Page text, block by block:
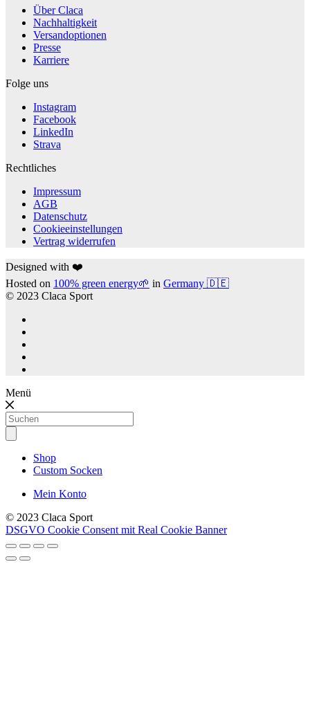
Über Claca
Nachhaltigkeit
Versandoptionen
Presse
Karriere
Folge uns
Instagram
Facebook
LinkedIn
Strava
Rechtliches
Impressum
AGB
Datenschutz
Cookieeinstellungen
Vertrag widerrufen
Designed with ❤️
Hosted on 100% green energy🌱 in Germany 🇩🇪
© 2023 Claca Sport
Menü
Products
search
Shop
Custom Socken
Mein Konto
© 2023 Claca Sport
DSGVO Cookie Consent mit Real Cookie Banner